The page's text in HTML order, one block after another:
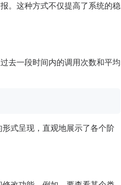
。这种方式不仅提高了系统的稳
去一段时间内的调用次数和平均
式呈现，直观地展示了各个阶